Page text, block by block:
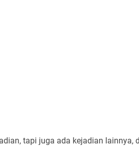
tapi juga ada kejadian lainnya,